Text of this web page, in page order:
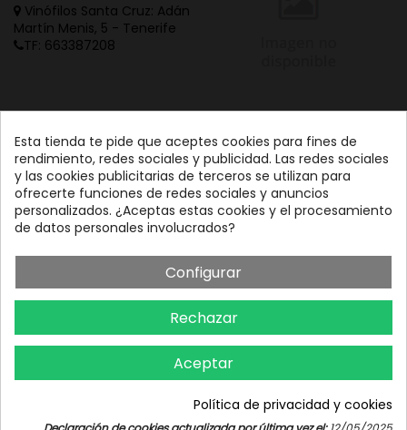
Vinófilos Santa Cruz: Adán
Martín Menis, 5 - Tenerife
TF: 663387208
Iniciar chat
Esta tienda te pide que aceptes cookies para fines de
rendimiento, redes sociales y publicidad. Las redes sociales
y las cookies publicitarias de terceros se utilizan para
ofrecerte funciones de redes sociales y anuncios
personalizados. ¿Aceptas estas cookies y el procesamiento
de datos personales involucrados?
Configurar
Rechazar
Aceptar
Política de privacidad y cookies